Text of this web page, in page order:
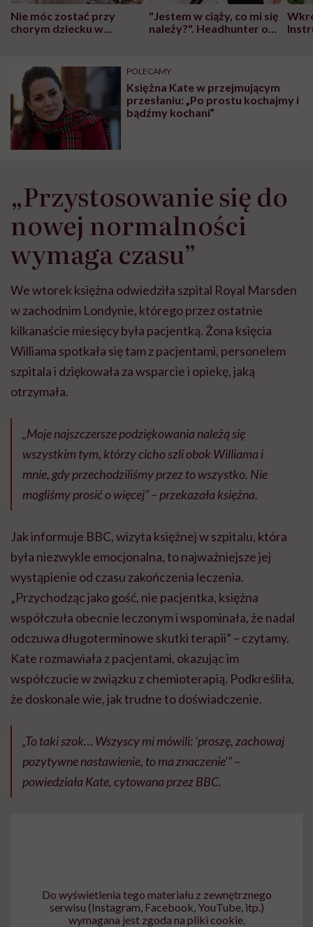
Nie móc zostać przy
chorym dziecku w
może chyba tylko
głupota i brak
wyobraźni"
"Jestem w ciąży, co mi się
należy?". Headhunter o
pracy
POLECAMY
Księżna Kate w przejmującym
przesłaniu: „Po prostu kochajmy i
bądźmy kochani”
„Przystosowanie się do
nowej normalności
wymaga czasu”
We wtorek księżna odwiedziła szpital Royal Marsden
w zachodnim Londynie, którego przez ostatnie
kilkanaście miesięcy była pacjentką. Żona księcia
Williama spotkała się tam z pacjentami, personelem
szpitala i dziękowała za wsparcie i opiekę, jaką
otrzymała.
„Moje najszczersze podziękowania należą się
wszystkim tym, którzy cicho szli obok Williama i
mnie, gdy przechodziliśmy przez to wszystko. Nie
mogliśmy prosić o więcej” – przekazała księżna.
Jak informuje BBC, wizyta księżnej w szpitalu, która
była niezwykle emocjonalna, to najważniejsze jej
wystąpienie od czasu zakończenia leczenia.
„Przychodząc jako gość, nie pacjentka, księżna
współczuła obecnie leczonym i wspominała, że nadal
odczuwa długoterminowe skutki terapii” – czytamy.
Kate rozmawiała z pacjentami, okazując im
współczucie w związku z chemioterapią. Podkreśliła,
że doskonale wie, jak trudne to doświadczenie.
„To taki szok… Wszyscy mi mówili: 'proszę, zachowaj
pozytywne nastawienie, to ma znaczenie'” –
powiedziała Kate, cytowana przez BBC.
Do wyświetlenia tego materiału z zewnętrznego
serwisu (Instagram, Facebook, YouTube, itp.)
wymagana jest zgoda na pliki cookie.